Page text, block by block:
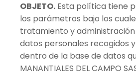
OBJETO. Esta política tiene
los parámetros bajo los
tratamiento y administración
datos personales recogidos
dentro de la base de datos
MANANTIALES DEL CAMPO